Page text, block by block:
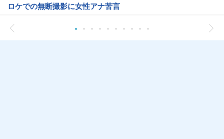
ロケでの無断撮影に女性アナ苦言